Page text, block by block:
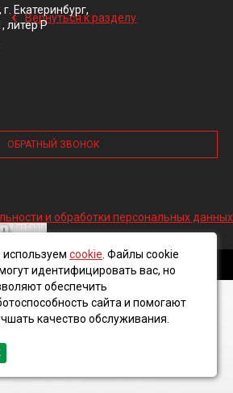
‹ Вернуться к разделу
Екатеринбург,
литер Р
ОБРАТНЫЙ ЗВОНОК
и обработки персональных данных
кабельная компания, 2016 ©
cookie . Файлы cookie
идентифицировать вас, но
обеспечить
сайта и помогают
качество обслуживания.